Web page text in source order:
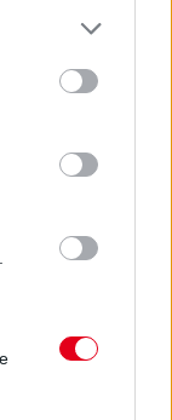
more Google
may click to
party tags to
below Google
VDS Panis
után
tankolt,
A #6-os
es később.